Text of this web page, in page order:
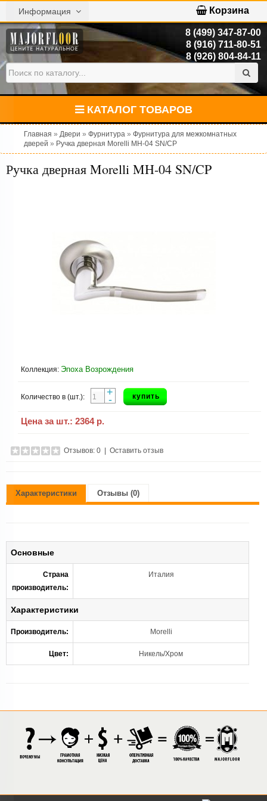
Информация Корзина
8 (499) 347-87-00
8 (916) 711-80-51
8 (926) 804-84-11
КАТАЛОГ ТОВАРОВ
Главная » Двери » Фурнитура » Фурнитура для межкомнатных
дверей » Ручка дверная Morelli MH-04 SN/CP
Ручка дверная Morelli MH-04 SN/CP
Коллекция: Эпоха Возрождения
Количество в (шт.): +
- купить
Цена за шт.: 2364 р.
Отзывов: 0 Оставить отзыв
Характеристики Отзывы (0)
Основные
Страна
производитель:
Италия
Характеристики
Производитель: Morelli
Цвет: Никель/Хром